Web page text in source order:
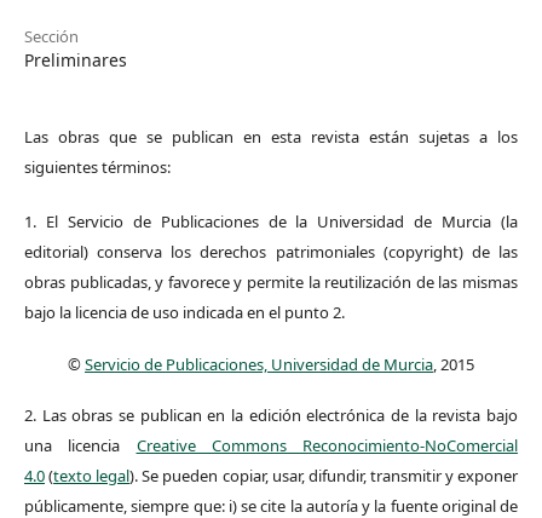
Sección
Preliminares
Las obras que se publican en esta revista están sujetas a los
siguientes términos:
1. El Servicio de Publicaciones de la Universidad de Murcia (la
editorial) conserva los derechos patrimoniales (copyright) de las
obras publicadas, y favorece y permite la reutilización de las mismas
bajo la licencia de uso indicada en el punto 2.
©Servicio de Publicaciones, Universidad de Murcia, 2015
2. Las obras se publican en la edición electrónica de la revista bajo
una licencia Creative Commons Reconocimiento-NoComercial
4.0(texto legal). Se pueden copiar, usar, difundir, transmitir y exponer
públicamente, siempre que: i) se cite la autoría y la fuente original de